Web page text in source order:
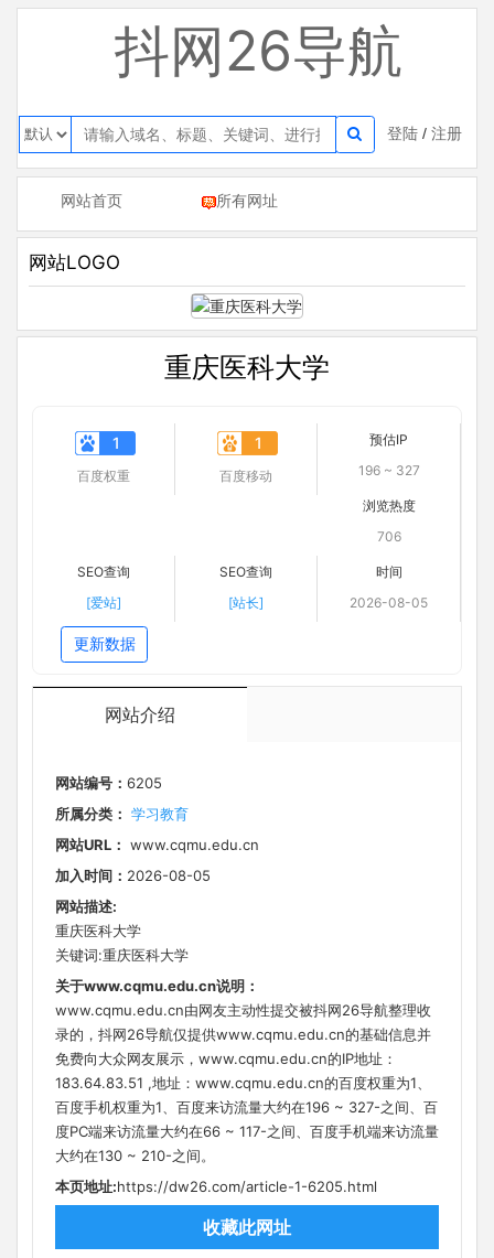
抖网26导航
登陆 /注册
网站首页 所有网址
网站LOGO
重庆医科大学
1
百度权重
1
百度移动
预估IP
196 ~ 327
浏览热度
706
SEO查询
[爱站]
SEO查询
[站长]
时间
2026-08-05
更新数据
网站介绍
网站编号： 6205
所属分类： 学习教育
网站URL： www.cqmu.edu.cn
加入时间： 2026-08-05
网站描述:
重庆医科大学
关键词:重庆医科大学
关于www.cqmu.edu.cn说明：
www.cqmu.edu.cn由网友主动性提交被抖网26导航整理收
录的，抖网26导航仅提供www.cqmu.edu.cn的基础信息并
免费向大众网友展示，www.cqmu.edu.cn的IP地址：
183.64.83.51 ,地址：www.cqmu.edu.cn的百度权重为1、
百度手机权重为1、百度来访流量大约在196 ~ 327-之间、百
度PC端来访流量大约在66 ~ 117-之间、百度手机端来访流量
大约在130 ~ 210-之间。
本页地址:https://dw26.com/article-1-6205.html
收藏此网址